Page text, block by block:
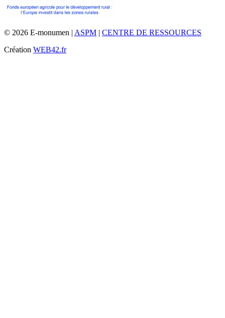
© 2026 E-monumen | ASPM | CENTRE DE RESSOURCES
Création WEB42.fr